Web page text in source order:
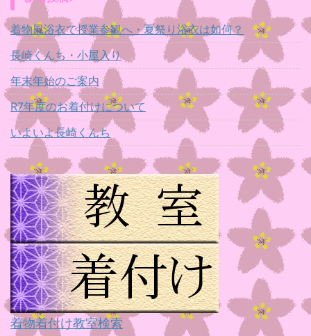
着物風浴衣で授業参観へ・夏祭り浴衣は如何？
長崎くんち・小屋入り
年末年始のご案内
R7年度のお着付けについて
いよいよ長崎くんち
着物着付け教室検索